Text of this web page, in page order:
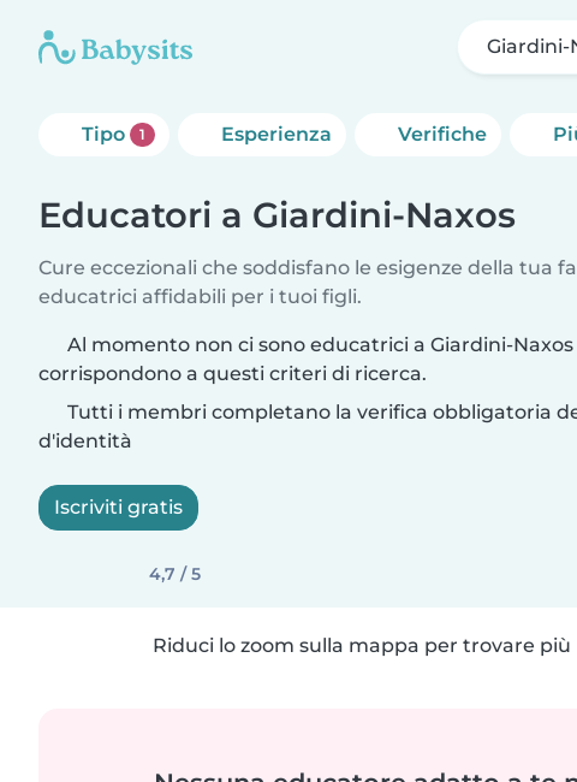
Giardini-
Tipo 1 Esperienza Verifiche
Educatori a Giardini-Naxos
Cure eccezionali che soddisfano le esigenze della tua
educatrici affidabili per i tuoi figli.
Al momento non ci sono educatrici a Giardini-Naxos
corrispondono a questi criteri di ricerca.
Tutti i membri completano la verifica obbligatoria
d'identità
Iscriviti gratis
4,7 / 5
Riduci lo zoom sulla mappa per trovare